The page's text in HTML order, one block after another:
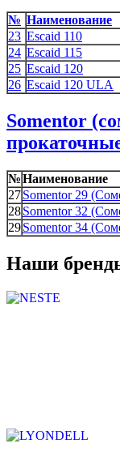
№ Наименование
23 Esсaid 110
24 Esсaid 115
25 Esсaid 120
26 Escaid 120 ULA
Somentor
№Наименование
27Somentor 29
28Somentor 32
29Somentor 34
Наши